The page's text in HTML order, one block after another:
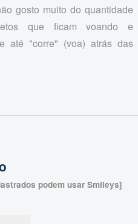
gosto muito do quantidade
que ficam voando e
até "corre" (voa) atrás das
podem usar Smileys]